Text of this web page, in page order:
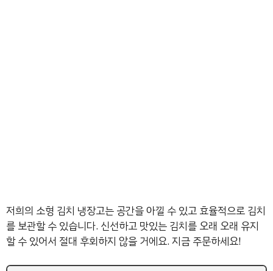
저희의 소형 김치 냉장고는 공간을 아낄 수 있고 효율적으로 김치
를 보관할 수 있습니다. 신선하고 맛있는 김치를 오래 오래 유지
할 수 있어서 절대 후회하지 않을 거에요. 지금 주문하세요!